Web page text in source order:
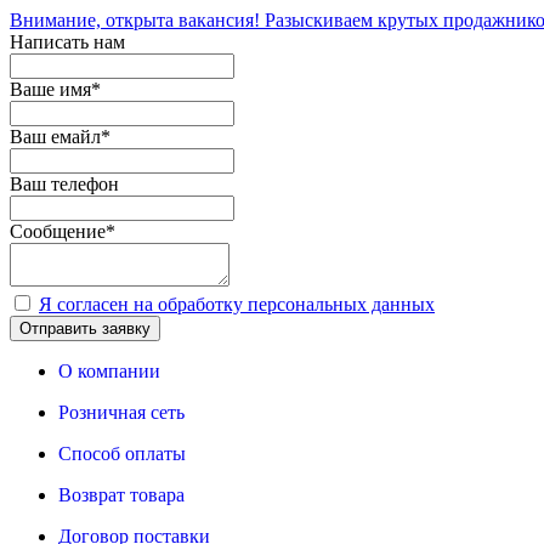
Внимание, открыта вакансия! Разыскиваем крутых
Написать нам
Ваше имя*
Ваш емайл*
Ваш телефон
Сообщение*
Я согласен на обработку персональных данных
Отправить заявку
О компании
Розничная сеть
Способ оплаты
Возврат товара
Договор поставки